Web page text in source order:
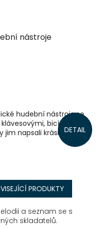
nástroje
DETAIL
hudební nástroje se
bicími i
jim napsali krásné
PRODUKTY
a seznam se s
skladatelů.